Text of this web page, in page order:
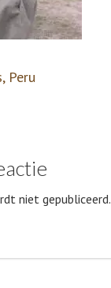
Peru
niet gepubliceerd.